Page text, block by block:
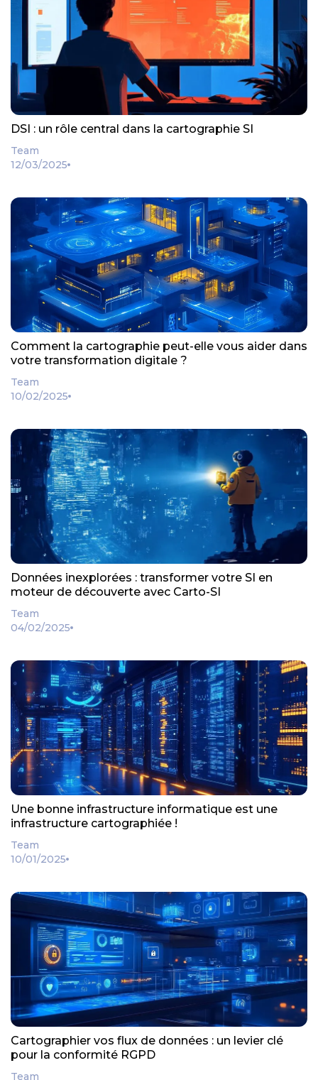
DSI : un rôle central dans la cartographie SI
Team
12/03/2025
Comment la cartographie peut-elle vous aider dans
votre transformation digitale ?
Team
10/02/2025
Données inexplorées : transformer votre SI en
moteur de découverte avec Carto-SI
Team
04/02/2025
Une bonne infrastructure informatique est une
infrastructure cartographiée !
Team
10/01/2025
Cartographier vos flux de données : un levier clé
pour la conformité RGPD
Team